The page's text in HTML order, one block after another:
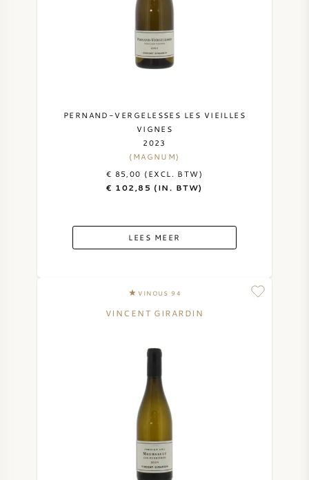
PERNAND-VERGELESSES LES VIEILLES
VIGNES
2023
(MAGNUM)
€ 85,00 (EXCL. BTW)
€ 102,85 (IN. BTW)
LEES MEER
VINOUS 94
VINCENT GIRARDIN